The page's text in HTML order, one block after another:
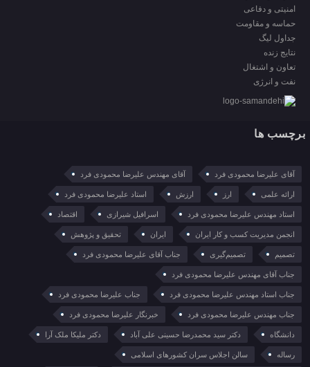
امنیتی و دفاعی
حماسه و مقاومت
جداول لیگ
نتایج زنده
تعاون و اشتغال
نفت و انرژی
برچسب ها
آقای علیرضا محمودی فرد آقای مهندس علیرضا محمودی فرد
ارائه علمی ارز ارزش استاد علیرضا محمودی فرد
استاد مهندس علیرضا محمودی فرد اسرافیل شیرازی اقتصاد
انجمن مدیریت کسب و کار ایران ایران تحقیق و پژوهش
تصمیم تصمیم‌گیری جناب آقای علیرضا محمودی فرد
جناب آقای مهندس علیرضا محمودی فرد
جناب استاد مهندس علیرضا محمودی فرد جناب علیرضا محمودی فرد
جناب مهندس علیرضا محمودی فرد خبرنگار علیرضا محمودی فرد
دانشگاه دکتر سید محمدرضا حسینی علی آباد دکتر ملیکا ملک آرا
رساله سالن اجلاس سران کشورهای اسلامی